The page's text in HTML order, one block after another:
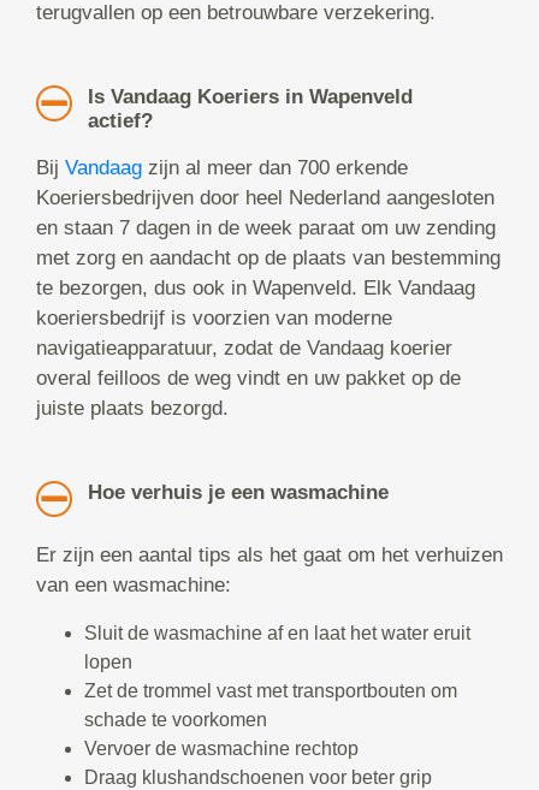
terugvallen op een betrouwbare verzekering.
Is Vandaag Koeriers in Wapenveld
actief?
Bij Vandaag zijn al meer dan 700 erkende
Koeriersbedrijven door heel Nederland aangesloten
en staan 7 dagen in de week paraat om uw zending
met zorg en aandacht op de plaats van bestemming
te bezorgen, dus ook in Wapenveld. Elk Vandaag
koeriersbedrijf is voorzien van moderne
navigatieapparatuur, zodat de Vandaag koerier
overal feilloos de weg vindt en uw pakket op de
juiste plaats bezorgd.
Hoe verhuis je een wasmachine
Er zijn een aantal tips als het gaat om het verhuizen
van een wasmachine:
Sluit de wasmachine af en laat het water eruit
lopen
Zet de trommel vast met transportbouten om
schade te voorkomen
Vervoer de wasmachine rechtop
Draag klushandschoenen voor beter grip